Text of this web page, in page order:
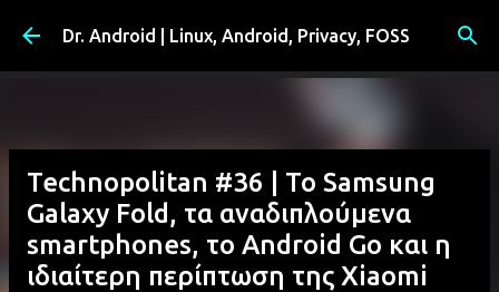
Μετάβαση στο κύριο περιεχόμενο
Dr. Android | Linux, Android, Privacy, FOSS
Technopolitan #36 | Το Samsung
Galaxy Fold, τα αναδιπλούμενα
smartphones, το Android Go και η
ιδιαίτερη περίπτωση της Xiaomi